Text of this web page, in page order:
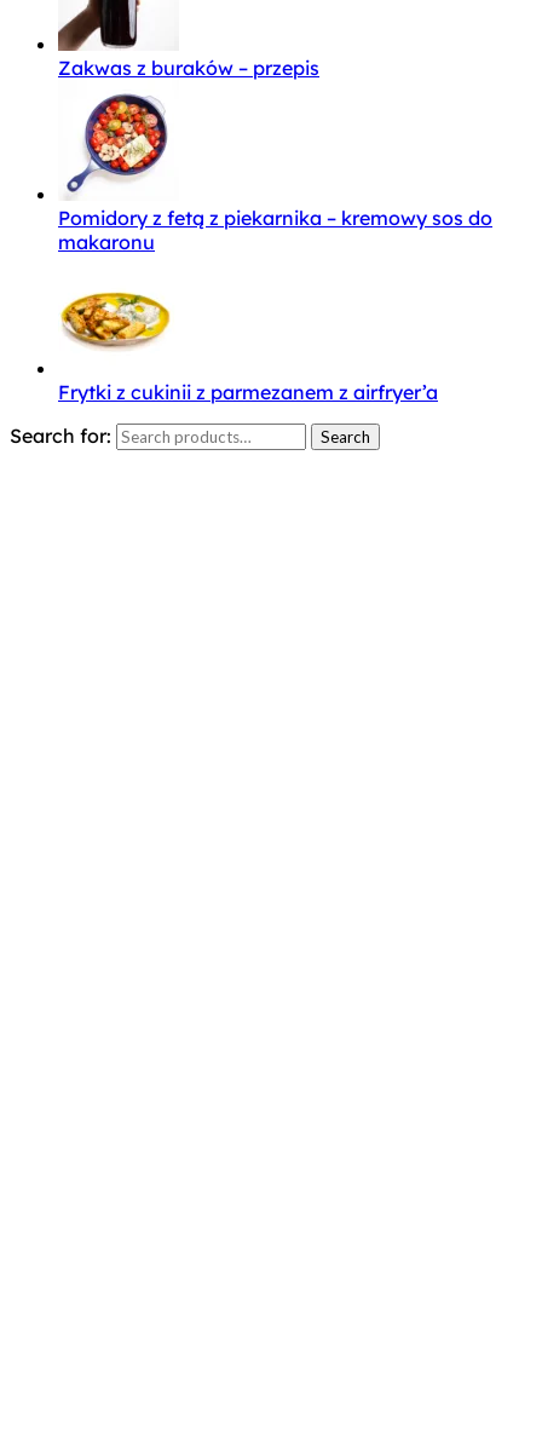
Zakwas z buraków – przepis
Pomidory z fetą z piekarnika – kremowy sos do
makaronu
Frytki z cukinii z parmezanem z airfryer’a
Search for:
Search